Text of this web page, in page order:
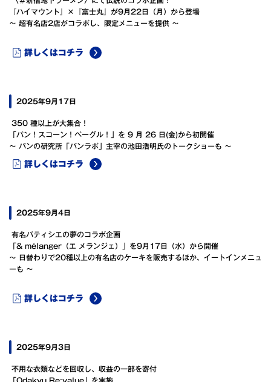
『ハイマウント』×『富士丸』が9月22日（月）から登場
～ 超有名店2店がコラボし、限定メニューを提供 ～
詳しくはコチラ
2025年9月17日
350 種以上が大集合！
「パン！スコーン！ベーグル！」を 9 月 26 日(金)から初開催
～ パンの研究所「パンラボ」主宰の池田浩明氏のトークショーも ～
詳しくはコチラ
2025年9月4日
有名パティシエの夢のコラボ企画
「& mélanger（エ メランジェ）」を9月17日（水）から開催
～ 日替わりで20種以上の有名店のケーキを販売するほか、イートインメニュ
ーも ～
詳しくはコチラ
2025年9月3日
不用な衣類などを回収し、収益の一部を寄付
「Odakyu Re:value」を実施